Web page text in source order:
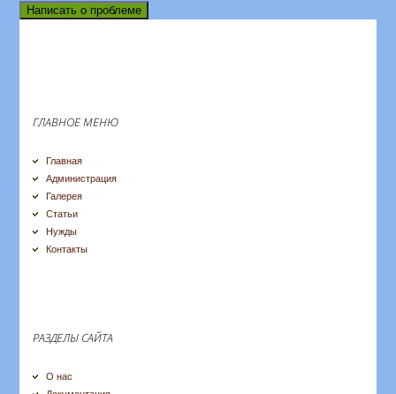
Написать о проблеме
ГЛАВНОЕ МЕНЮ
Главная
Администрация
Галерея
Статьи
Нужды
Контакты
РАЗДЕЛЫ САЙТА
О нас